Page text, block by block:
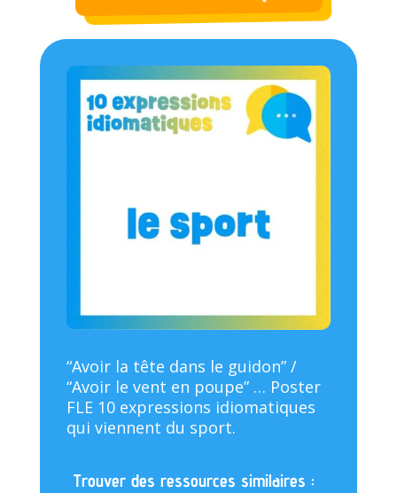
“Avoir la tête dans le guidon” /
“Avoir le vent en poupe” … Poster
FLE 10 expressions idiomatiques
qui viennent du sport.
Trouver des ressources similaires :